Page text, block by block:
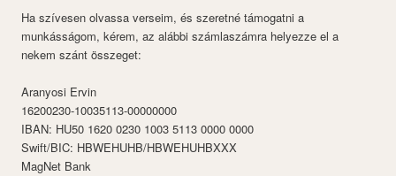
Ha szívesen olvassa verseim, és szeretné támogatni a
munkásságom, kérem, az alábbi számlaszámra helyezze el a
nekem szánt összeget:
Aranyosi Ervin
16200230-10035113-00000000
IBAN: HU50 1620 0230 1003 5113 0000 0000
Swift/BIC: HBWEHUHB/HBWEHUHBXXX
MagNet Bank